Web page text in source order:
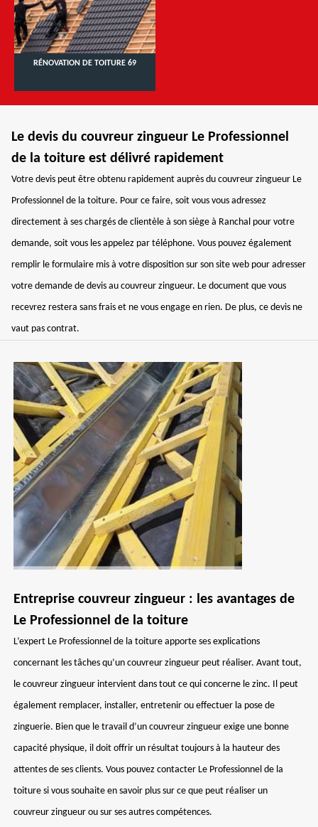
RÉNOVATION DE TOITURE 69
Le devis du couvreur zingueur Le Professionnel
de la toiture est délivré rapidement
Votre devis peut être obtenu rapidement auprès du couvreur zingueur Le
Professionnel de la toiture. Pour ce faire, soit vous vous adressez
directement à ses chargés de clientèle à son siège à Ranchal pour votre
demande, soit vous les appelez par téléphone. Vous pouvez également
remplir le formulaire mis à votre disposition sur son site web pour adresser
votre demande de devis au couvreur zingueur. Le document que vous
recevrez restera sans frais et ne vous engage en rien. De plus, ce devis ne
vaut pas contrat.
Entreprise couvreur zingueur : les avantages de
Le Professionnel de la toiture
L’expert Le Professionnel de la toiture apporte ses explications
concernant les tâches qu’un couvreur zingueur peut réaliser. Avant tout,
le couvreur zingueur intervient dans tout ce qui concerne le zinc. Il peut
également remplacer, installer, entretenir ou effectuer la pose de
zinguerie. Bien que le travail d’un couvreur zingueur exige une bonne
capacité physique, il doit offrir un résultat toujours à la hauteur des
attentes de ses clients. Vous pouvez contacter Le Professionnel de la
toiture si vous souhaite en savoir plus sur ce que peut réaliser un
couvreur zingueur ou sur ses autres compétences.